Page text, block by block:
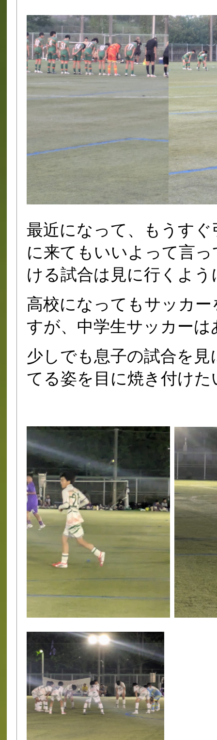
最近になって、もうす
に来てもいいよって言
ける試合は見に行くよう
高校になってもサッカ
すが、中学生サッカー
少しでも息子の試合を
てる姿を目に焼き付け